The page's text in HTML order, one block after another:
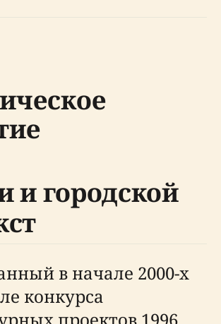
и городской
в начале 2000-х
конкурса